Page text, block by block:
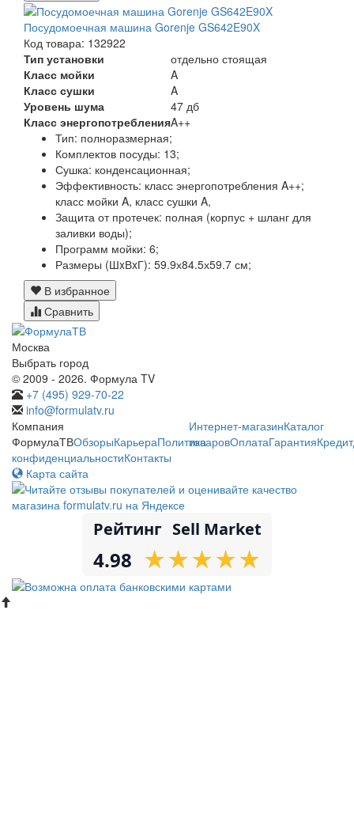
Посудомоечная машина Gorenje GS642E90X
Код товара: 132922
Тип установки
отдельно стоящая
Класс мойки
A
Класс сушки
A
Уровень шума
47 дб
Класс энергопотребленияA++
Тип: полноразмерная;
Комплектов посуды: 13;
Сушка: конденсационная;
Эффективность: класс энергопотребления A++;
класс мойки A, класс сушки A,
Защита от протечек: полная (корпус + шланг для
заливки воды);
Программ мойки: 6;
Размеры (ШxВxГ): 59.9х84.5х59.7 см;
В избранное
Сравнить
Москва
Выбрать город
© 2009 - 2026. Формула TV
+7 (495) 929-70-22
info@formulatv.ru
Компания
ФормулаТВОбзорыКарьераПолитика
конфиденциальностиКонтакты
Интернет-магазинКаталог
товаровОплатаГарантияКредит
Карта сайта
Рейтинг Sell Market
4.98 ★
★★
★★
★★
★★
★